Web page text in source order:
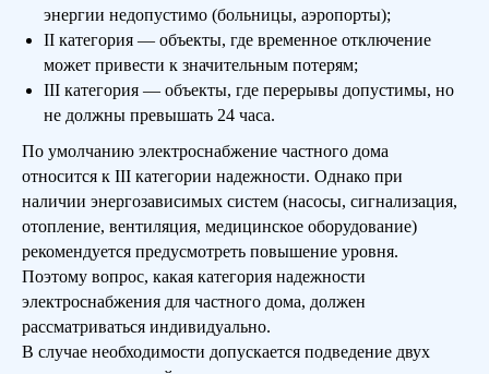
энергии недопустимо (больницы, аэропорты);
II категория — объекты, где временное отключение
может привести к значительным потерям;
III категория — объекты, где перерывы допустимы, но
не должны превышать 24 часа.
По умолчанию электроснабжение частного дома
относится к III категории надежности. Однако при
наличии энергозависимых систем (насосы, сигнализация,
отопление, вентиляция, медицинское оборудование)
рекомендуется предусмотреть повышение уровня.
Поэтому вопрос, какая категория надежности
электроснабжения для частного дома, должен
рассматриваться индивидуально.
В случае необходимости допускается подведение двух